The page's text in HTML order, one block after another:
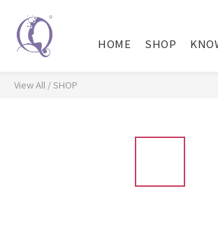
HOME SHOP
View All /SHOP